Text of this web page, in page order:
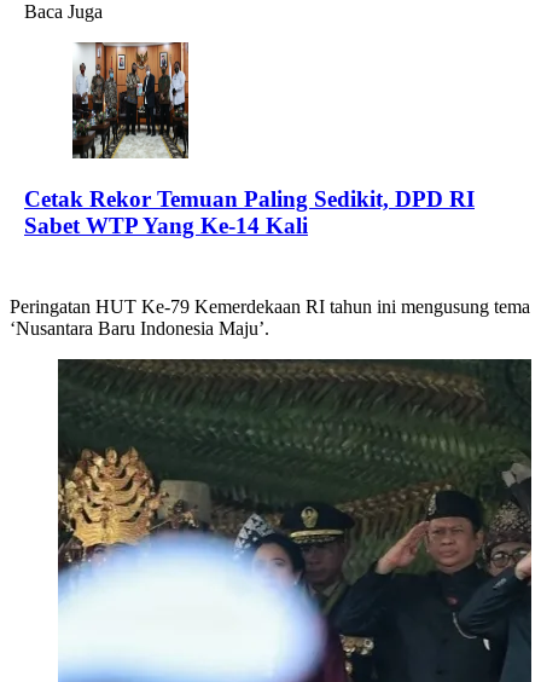
Baca Juga
Cetak Rekor Temuan Paling Sedikit, DPD RI
Sabet WTP Yang Ke-14 Kali
Peringatan HUT Ke-79 Kemerdekaan RI tahun ini mengusung tema
‘Nusantara Baru Indonesia Maju’.